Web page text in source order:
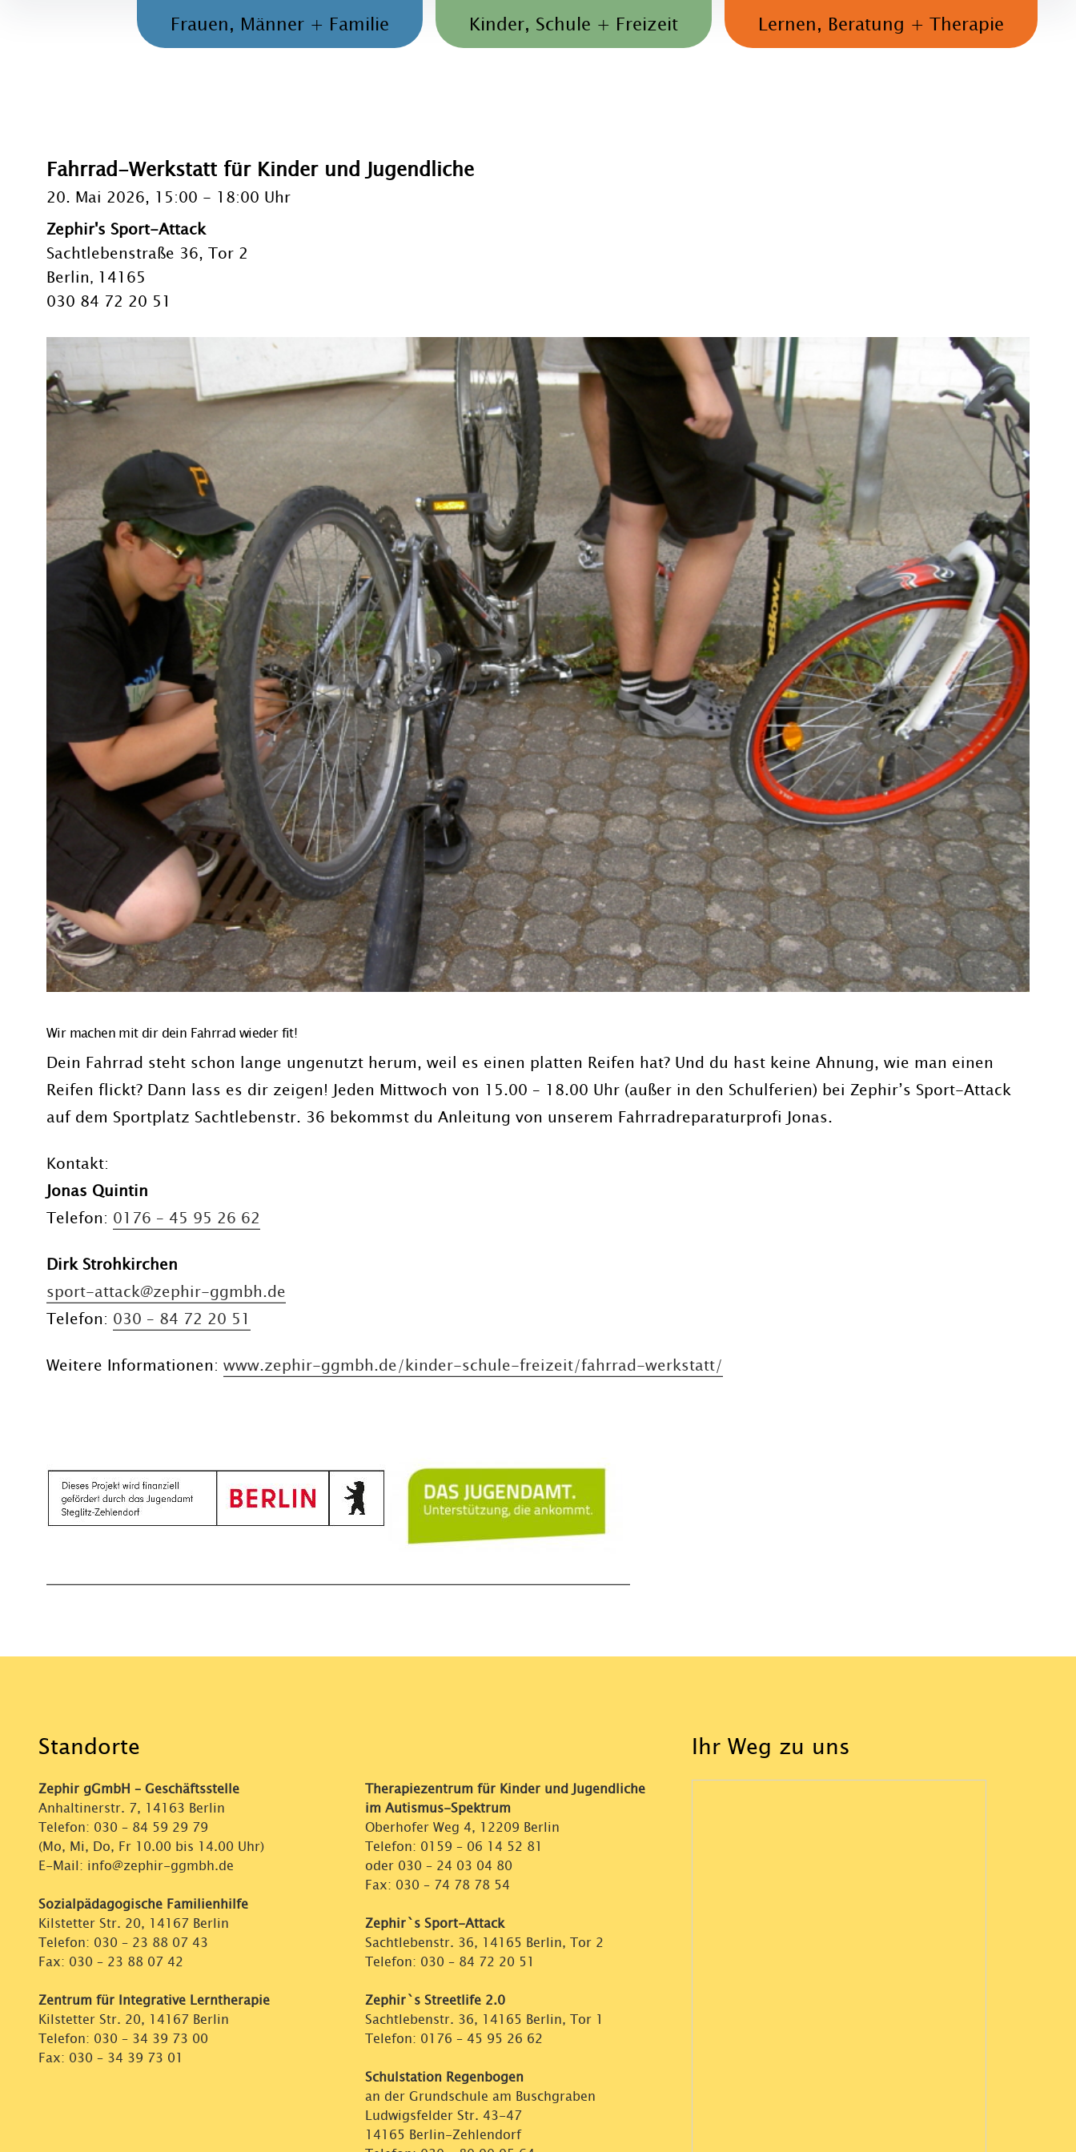
Frauen, Männer + Familie Kinder, Schule + Freizeit Lernen, Beratung + Therapie
Fahrrad-Werkstatt für Kinder und Jugendliche
20. Mai 2026, 15:00 - 18:00 Uhr
Zephir's Sport-Attack
Sachtlebenstraße 36, Tor 2
Berlin, 14165
030 84 72 20 51
Wir machen mit dir dein Fahrrad wieder fit!
Dein Fahrrad steht schon lange ungenutzt herum, weil es einen platten Reifen hat? Und du hast keine Ahnung, wie man einen
Reifen flickt? Dann lass es dir zeigen! Jeden Mittwoch von 15.00 – 18.00 Uhr (außer in den Schulferien) bei Zephir’s Sport-Attack
auf dem Sportplatz Sachtlebenstr. 36 bekommst du Anleitung von unserem Fahrradreparaturprofi Jonas.
Kontakt:
Jonas Quintin
Telefon: 0176 – 45 95 26 62
Dirk Strohkirchen
sport-attack@zephir-ggmbh.de
Telefon: 030 – 84 72 20 51
Weitere Informationen: www.zephir-ggmbh.de/kinder-schule-freizeit/fahrrad-werkstatt/
Standorte
Zephir gGmbH – Geschäftsstelle
Anhaltinerstr. 7, 14163 Berlin
Telefon: 030 – 84 59 29 79
(Mo, Mi, Do, Fr 10.00 bis 14.00 Uhr)
E-Mail: info@zephir-ggmbh.de
Sozialpädagogische Familienhilfe
Kilstetter Str. 20, 14167 Berlin
Telefon: 030 – 23 88 07 43
Fax: 030 – 23 88 07 42
Zentrum für Integrative Lerntherapie
Kilstetter Str. 20, 14167 Berlin
Telefon: 030 – 34 39 73 00
Fax: 030 – 34 39 73 01
Therapiezentrum für Kinder und Jugendliche
im Autismus-Spektrum
Oberhofer Weg 4, 12209 Berlin
Telefon: 0159 – 06 14 52 81
oder 030 – 24 03 04 80
Fax: 030 – 74 78 78 54
Zephir`s Sport-Attack
Sachtlebenstr. 36, 14165 Berlin, Tor 2
Telefon: 030 – 84 72 20 51
Zephir`s Streetlife 2.0
Sachtlebenstr. 36, 14165 Berlin, Tor 1
Telefon: 0176 – 45 95 26 62
Schulstation Regenbogen
an der Grundschule am Buschgraben
Ludwigsfelder Str. 43-47
14165 Berlin-Zehlendorf
Ihr Weg zu uns